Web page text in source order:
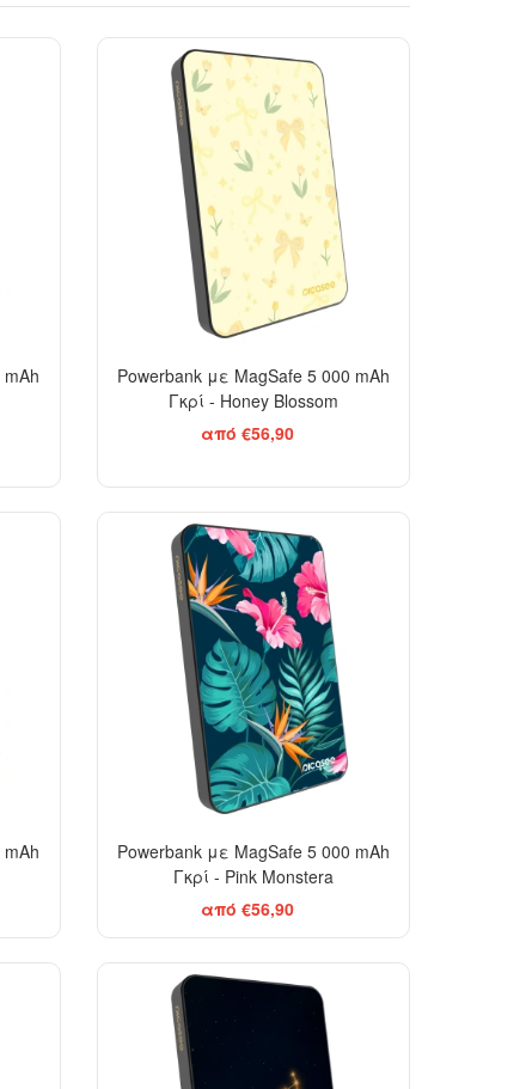
Powerbank με MagSafe 5 000 mAh
Γκρί - Honey Blossom
από €56,90
Powerbank με MagSafe 5 000 mAh
Γκρί - Pink Monstera
από €56,90